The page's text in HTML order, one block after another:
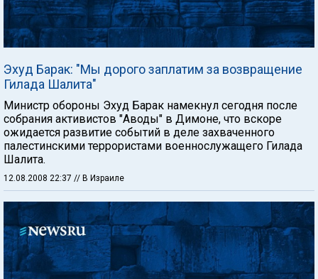
Эхуд Барак: "Мы дорого заплатим за возвращение
Гилада Шалита"
Министр обороны Эхуд Барак намекнул сегодня после
собрания активистов "Аводы" в Димоне, что вскоре
ожидается развитие событий в деле захваченного
палестинскими террористами военнослужащего Гилада
Шалита.
12.08.2008 22:37 // В Израиле